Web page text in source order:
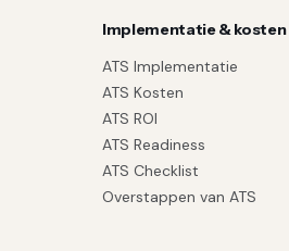
Implementatie & kosten
ATS Implementatie
ATS Kosten
ATS ROI
ATS Readiness
ATS Checklist
Overstappen van ATS